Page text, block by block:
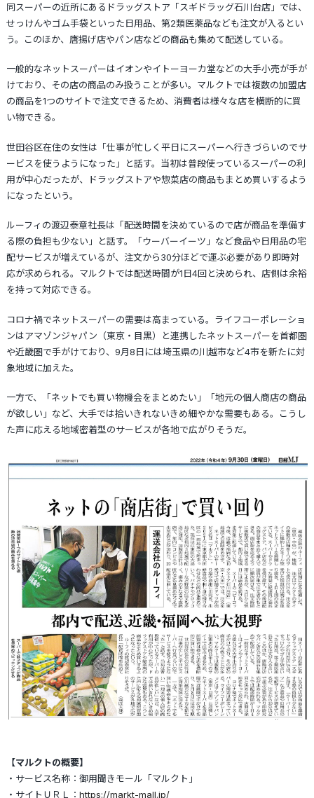
同スーパーの近所にあるドラッグストア「スギドラッグ石川台店」では、
せっけんやゴム手袋といった日用品、第2類医薬品なども注文が入るとい
う。このほか、唐揚げ店やパン店などの商品も集めて配送している。
一般的なネットスーパーはイオンやイトーヨーカ堂などの大手小売が手が
けており、その店の商品のみ扱うことが多い。マルクトでは複数の加盟店
の商品を1つのサイトで注文できるため、消費者は様々な店を横断的に買
い物できる。
世田谷区在住の女性は「仕事が忙しく平日にスーパーへ行きづらいのでサ
ービスを使うようになった」と話す。当初は普段使っているスーパーの利
用が中心だったが、ドラッグストアや惣菜店の商品もまとめ買いするよう
になったという。
ルーフィの渡辺泰章社長は「配送時間を決めているので店が商品を準備す
る際の負担も少ない」と話す。「ウーバーイーツ」など食品や日用品の宅
配サービスが増えているが、注文から30分ほどで運ぶ必要があり即時対
応が求められる。マルクトでは配送時間が1日4回と決められ、店側は余裕
を持って対応できる。
コロナ禍でネットスーパーの需要は高まっている。ライフコーポレーショ
ンはアマゾンジャパン（東京・目黒）と連携したネットスーパーを首都圏
や近畿圏で手がけており、9月8日には埼玉県の川越市など4市を新たに対
象地域に加えた。
一方で、「ネットでも買い物機会をまとめたい」「地元の個人商店の商品
が欲しい」など、大手では拾いきれないきめ細やかな需要もある。こうし
た声に応える地域密着型のサービスが各地で広がりそうだ。
【マルクトの概要】
・サービス名称：御用聞きモール「マルクト」
・サイトＵＲＬ： https://markt-mall.jp/